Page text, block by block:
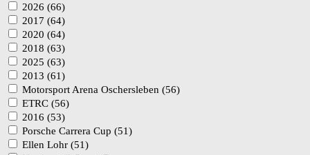
2026 (66)
2017 (64)
2020 (64)
2018 (63)
2025 (63)
2013 (61)
Motorsport Arena Oschersleben (56)
ETRC (56)
2016 (53)
Porsche Carrera Cup (51)
Ellen Lohr (51)